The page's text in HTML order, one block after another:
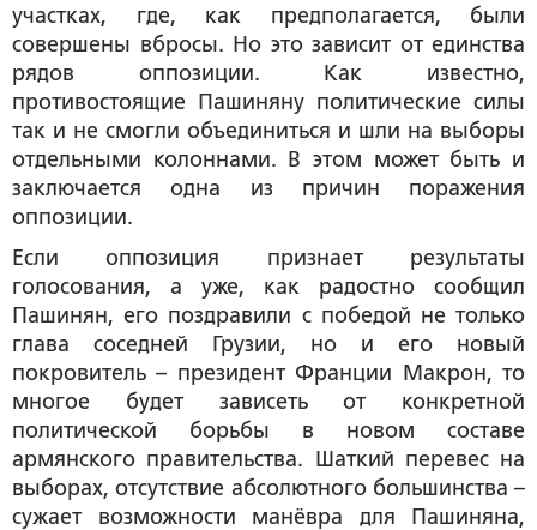
участках, где, как предполагается, были
совершены вбросы. Но это зависит от единства
рядов оппозиции. Как известно,
противостоящие Пашиняну политические силы
так и не смогли объединиться и шли на выборы
отдельными колоннами. В этом может быть и
заключается одна из причин поражения
оппозиции.
Если оппозиция признает результаты
голосования, а уже, как радостно сообщил
Пашинян, его поздравили с победой не только
глава соседней Грузии, но и его новый
покровитель – президент Франции Макрон, то
многое будет зависеть от конкретной
политической борьбы в новом составе
армянского правительства. Шаткий перевес на
выборах, отсутствие абсолютного большинства –
сужает возможности манёвра для Пашиняна,